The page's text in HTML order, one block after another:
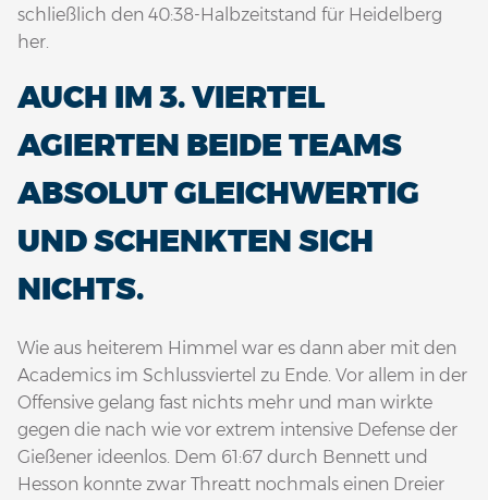
schließlich den 40:38-Halbzeitstand für Heidelberg
her.
AUCH IM 3. VIERTEL
AGIERTEN BEIDE TEAMS
ABSOLUT GLEICHWERTIG
UND SCHENKTEN SICH
NICHTS.
Wie aus heiterem Himmel war es dann aber mit den
Academics im Schlussviertel zu Ende. Vor allem in der
Offensive gelang fast nichts mehr und man wirkte
gegen die nach wie vor extrem intensive Defense der
Gießener ideenlos. Dem 61:67 durch Bennett und
Hesson konnte zwar Threatt nochmals einen Dreier